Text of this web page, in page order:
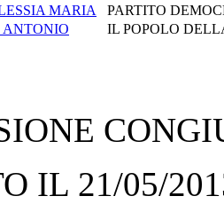
MARIA
PARTITO
IL POPOLO
IL 21/05/